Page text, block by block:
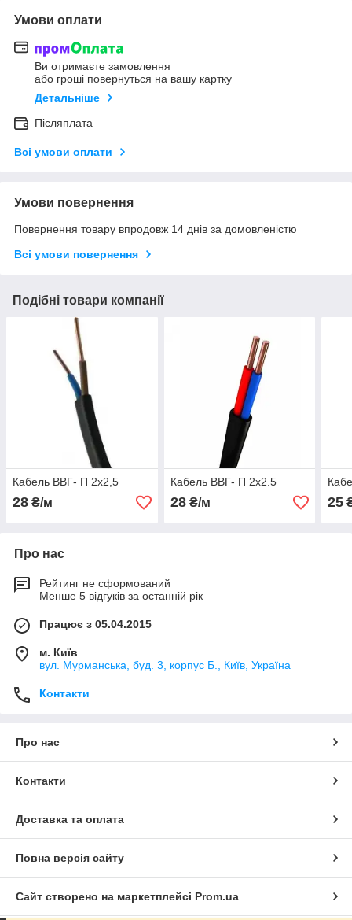
Умови оплати
Ви отримаєте замовлення
або гроші повернуться на вашу картку
Детальніше
Післяплата
Всі умови оплати
Умови повернення
Повернення товару впродовж 14 днів за домовленістю
Всі умови повернення
Подібні товари компанії
Кабель ВВГ- П 2х2,5
28 ₴/м
Кабель ВВГ- П 2х2.5
28₴/м 25
Про нас
Рейтинг не сформований
Менше 5 відгуків за останній рік
Працює з 05.04.2015
м. Київ
вул. Мурманська, буд. 3, корпус Б., Київ, Україна
Контакти
Про нас
Контакти
Доставка та оплата
Повна версія сайту
Сайт створено на маркетплейсі Prom.ua